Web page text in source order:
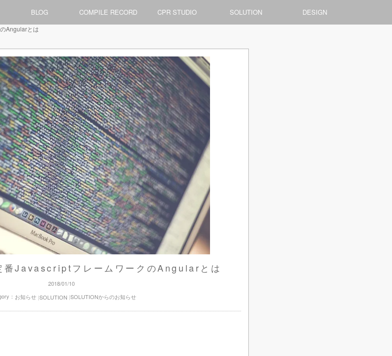
BLOG COMPILE RECORD CPR STUDIO SOLUTION DESIGN
Angularとは
番JavascriptフレームワークのAngularとは
2018/01/10
： お知らせ SOLUTION SOLUTIONからのお知らせ